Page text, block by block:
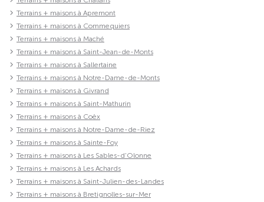
Terrains + maisons à Apremont
Terrains + maisons à Commequiers
Terrains + maisons à Maché
Terrains + maisons à Saint-Jean-de-Monts
Terrains + maisons à Sallertaine
Terrains + maisons à Notre-Dame-de-Monts
Terrains + maisons à Givrand
Terrains + maisons à Saint-Mathurin
Terrains + maisons à Coëx
Terrains + maisons à Notre-Dame-de-Riez
Terrains + maisons à Sainte-Foy
Terrains + maisons à Les Sables-d'Olonne
Terrains + maisons à Les Achards
Terrains + maisons à Saint-Julien-des-Landes
Terrains + maisons à Bretignolles-sur-Mer